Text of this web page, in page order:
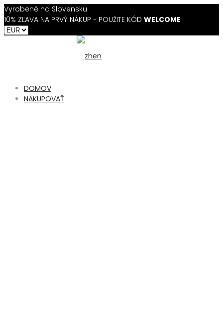
Vyrobené na Slovensku
10% ZĽAVA NA PRVÝ NÁKUP - POUŽITE KÓD WELCOME
DOMOV
NAKUPOVAŤ